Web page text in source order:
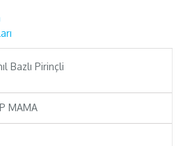
Bazlı Pirinçli
MAMA